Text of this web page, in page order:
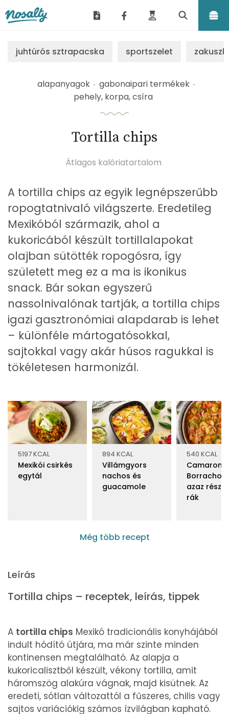
juhtúrós sztrapacska sportszelet
alapanyagok
gabonaipari termékek
pehely, korpa, csíra
Tortilla chips
Átlagos kalóriatartalom
A tortilla chips az egyik legnépszerűbb
ropogtatnivaló világszerte. Eredetileg
Mexikóból származik, ahol a
kukoricából készült tortillalapokat
olajban sütötték ropogósra, így
született meg ez a ma is ikonikus
snack. Bár sokan egyszerű
nassolnivalónak tartják, a tortilla chips
igazi gasztronómiai alapdarab is lehet
– különféle mártogatósokkal,
sajtokkal vagy akár húsos ragukkal is
tökéletesen harmonizál.
5197 KCAL
Mexikói csirkés
egytál
894 KCAL
Villámgyors
nachos és
guacamole
540 KCAL
Borrachos,
azaz
rák
Még több recept
Leírás
Tortilla chips – receptek, leírás, tippek
A tortilla chips Mexikó tradicionális konyhájából
indult hódító útjára, ma már szinte minden
kontinensen megtalálható. Az alapja a
kukoricalisztből készült, vékony tortilla, amit
háromszög alakúra vágnak, majd kisütnek. Az
eredeti, sótlan változattól a fűszeres, chilis vagy
sajtos variációkig számos ízvilágban kapható.